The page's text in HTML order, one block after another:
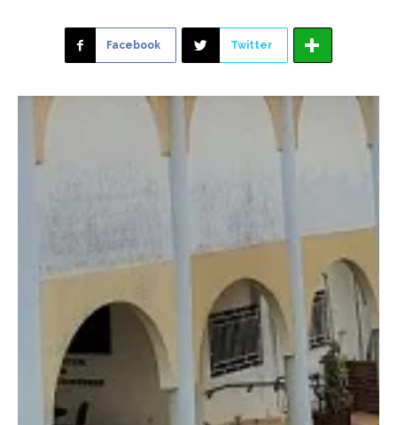
Facebook Twitter